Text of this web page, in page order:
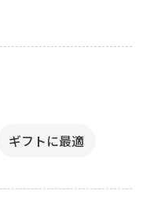
ギフトに最適